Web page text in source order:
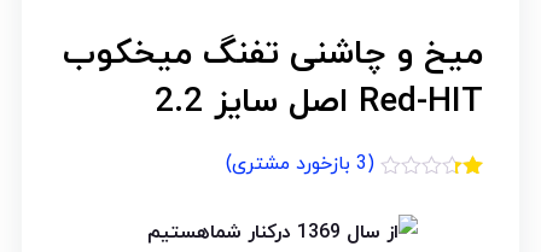
میخ و چاشنی تفنگ میخکوب
Red-HIT اصل سایز 2.2
(
3 بازخورد مشتری)